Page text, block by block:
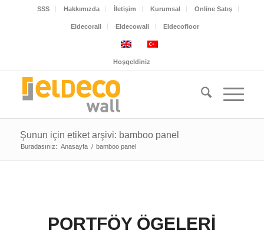
SSS Hakkımızda İletişim Kurumsal Online Satış
Eldecorail Eldecowall Eldecofloor
Hoşgeldiniz
Şunun için etiket arşivi: bamboo panel
Buradasınız: Anasayfa / bamboo panel
PORTFÖY ÖGELERI